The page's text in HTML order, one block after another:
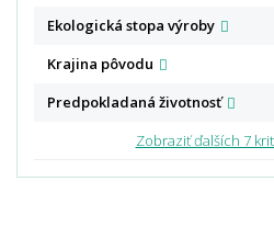
Ekologická stopa výroby
Krajina pôvodu
Predpokladaná životnosť
Zobraziť ďalších 7